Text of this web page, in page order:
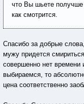
что Вы шьете получше
как смотрится.
Спасибо за добрые
мужу придется
совершенно нет времени
выбираемся, то
цена соответственно